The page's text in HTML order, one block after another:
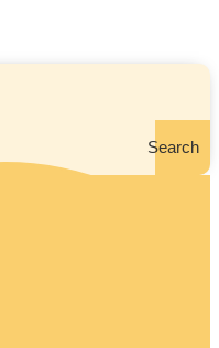
Search